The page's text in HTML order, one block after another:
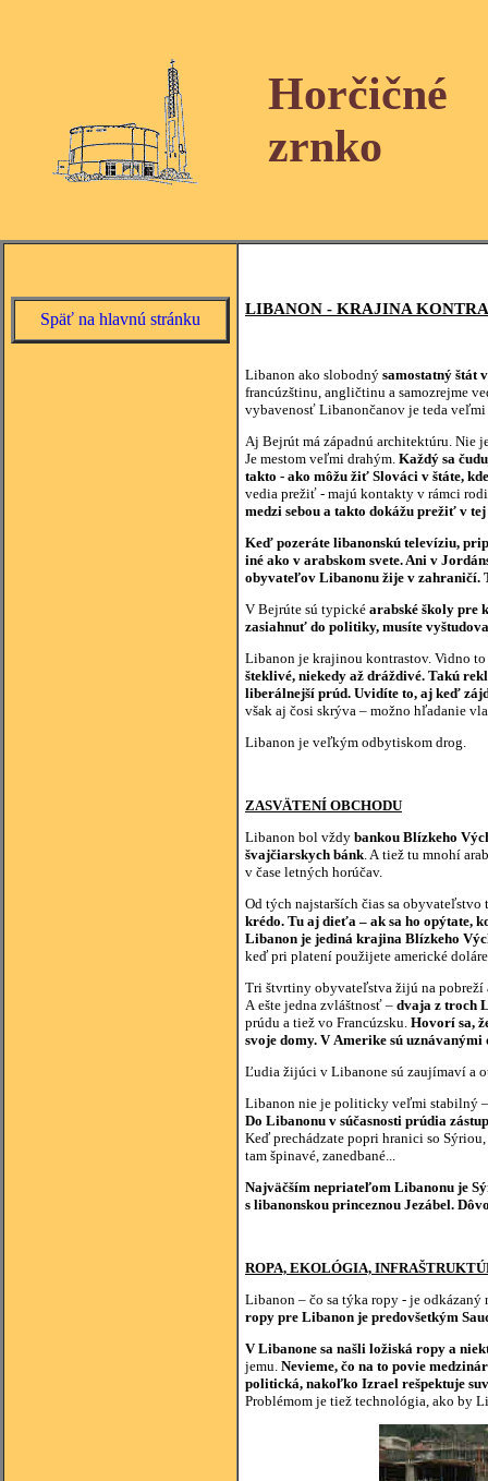
Horčičné
zrnko
Späť na hlavnú stránku
LIBANON - KRAJINA
Libanon ako slobodný samostatný štát
francúzštinu, angličtinu a samozrejme
vybavenosť Libanončanov je teda veľmi
Aj Bejrút má západnú architektúru. Nie
Je mestom veľmi drahým. Každý sa
takto - ako môžu žiť Slováci v štáte,
vedia prežiť - majú kontakty v rámci
medzi sebou a takto dokážu prežiť v
Keď pozeráte libanonskú televíziu,
iné ako v arabskom svete. Ani v
obyvateľov Libanonu žije v zahraničí.
V Bejrúte sú typické arabské školy pre
zasiahnuť do politiky, musíte
Libanon je krajinou kontrastov. Vidno
šteklivé, niekedy až dráždivé. Takú
liberálnejší prúd. Uvidíte to, aj keď
však aj čosi skrýva – možno hľadanie
Libanon je veľkým odbytiskom drog.
ZASVÄTENÍ OBCHODU
Libanon bol vždy bankou Blízkeho
švajčiarskych bánk. A tiež tu mnohí
v čase letných horúčav.
Od tých najstarších čias sa
krédo. Tu aj dieťa – ak sa ho opýtate,
Libanon je jediná krajina Blízkeho
keď pri platení použijete americké
Tri štvrtiny obyvateľstva žijú na
A ešte jedna zvláštnosť – dvaja z troch
prúdu a tiež vo Francúzsku. Hovorí sa,
svoje domy. V Amerike sú
Ľudia žijúci v Libanone sú zaujímaví a
Libanon nie je politicky veľmi stabilný
Do Libanonu v súčasnosti prúdia
Keď prechádzate popri hranici so
tam špinavé, zanedbané...
Najväčším nepriateľom Libanonu je
s libanonskou princeznou Jezábel.
ROPA, EKOLÓGIA,
Libanon – čo sa týka ropy - je odkázaný
ropy pre Libanon je predovšetkým
V Libanone sa našli ložiská ropy a
jemu. Nevieme, čo na to povie
politická, nakoľko Izrael rešpektuje
Problémom je tiež technológia, ako by